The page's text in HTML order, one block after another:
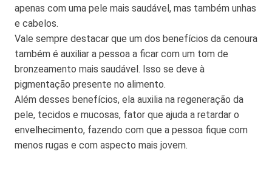
apenas com uma pele mais saudável, mas também unhas
e cabelos.
Vale sempre destacar que um dos benefícios da cenoura
também é auxiliar a pessoa a ficar com um tom de
bronzeamento mais saudável. Isso se deve à
pigmentação presente no alimento.
Além desses benefícios, ela auxilia na regeneração da
pele, tecidos e mucosas, fator que ajuda a retardar o
envelhecimento, fazendo com que a pessoa fique com
menos rugas e com aspecto mais jovem.